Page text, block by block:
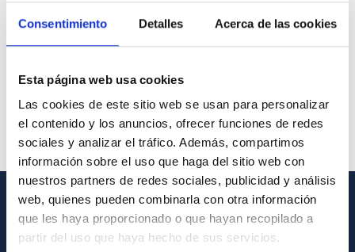
Consentimiento Detalles Acerca de las cookies
Esta página web usa cookies
Las cookies de este sitio web se usan para personalizar
el contenido y los anuncios, ofrecer funciones de redes
sociales y analizar el tráfico. Además, compartimos
información sobre el uso que haga del sitio web con
nuestros partners de redes sociales, publicidad y análisis
web, quienes pueden combinarla con otra información
que les haya proporcionado o que hayan recopilado a
partir del uso que haya hecho de sus servicios.
GENERAL INFORMATION